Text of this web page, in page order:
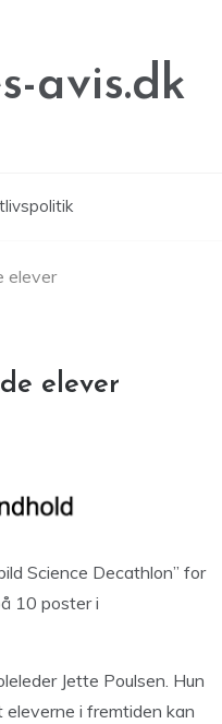
avis.dk
elever
elever
Science Decathlon” for
10 poster i
Jette Poulsen. Hun
i fremtiden kan